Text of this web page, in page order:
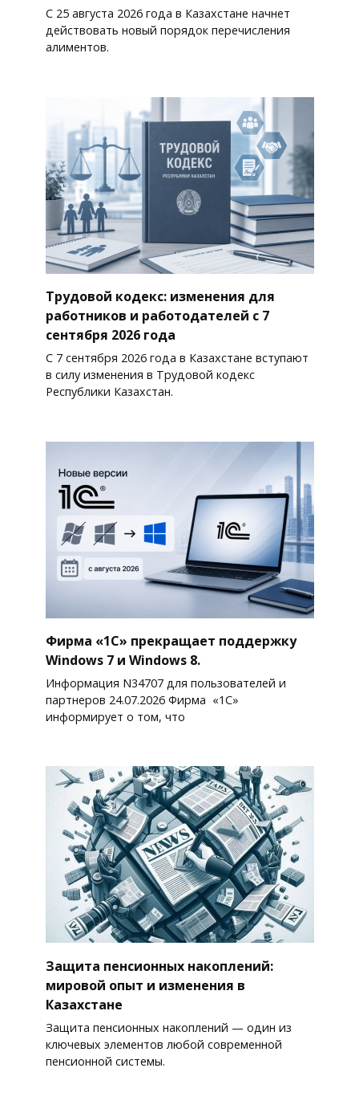
С 25 августа 2026 года в Казахстане начнет
действовать новый порядок перечисления
алиментов.
Трудовой кодекс: изменения для
работников и работодателей с 7
сентября 2026 года
С 7 сентября 2026 года в Казахстане вступают
в силу изменения в Трудовой кодекс
Республики Казахстан.
Фирма «1С» прекращает поддержку
Windows 7 и Windows 8.
Информация N34707 для пользователей и
партнеров 24.07.2026 Фирма «1С»
информирует о том, что
Защита пенсионных накоплений:
мировой опыт и изменения в
Казахстане
Защита пенсионных накоплений — один из
ключевых элементов любой современной
пенсионной системы.